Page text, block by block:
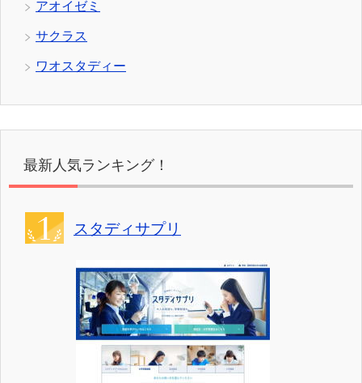
アオイゼミ
サクラス
ワオスタディー
最新人気ランキング！
スタディサプリ